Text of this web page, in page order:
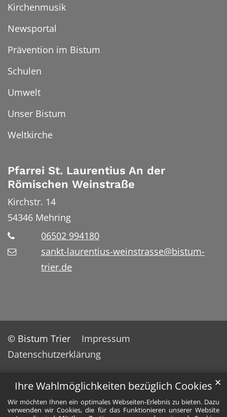
Ihre Wahlmöglichkeiten bezüglich Cookies
Wir möchten Ihnen ein optimales Webseiten-Erlebnis zu bieten. Dazu
verwenden wir Cookies, die für das Funktionieren unserer Website
✕
Kirchenmusik
Newsportal
Prävention im Bistum
Schulen
Umwelt
Unser Bistum
Weltkirche
Pfarrei St. Laurentius An der
Römischen Weinstraße
Kirchstr. 14
54346 Mehring
06502 994180
sankt-laurentius-weinstrasse@bistum-
trier.de
© Bistum Trier
Impressum
Datenschutzerklärung